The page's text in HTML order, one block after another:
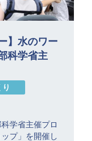
】水のワー
科学省主
学省主催プロ
プ」を開催し